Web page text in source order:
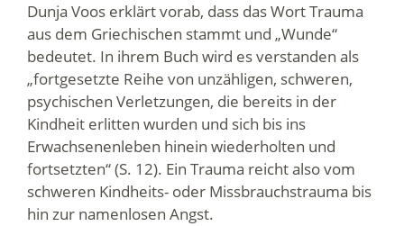
Dunja Voos erklärt vorab, dass das Wort Trauma
aus dem Griechischen stammt und „Wunde“
bedeutet. In ihrem Buch wird es verstanden als
„fortgesetzte Reihe von unzähligen, schweren,
psychischen Verletzungen, die bereits in der
Kindheit erlitten wurden und sich bis ins
Erwachsenenleben hinein wiederholten und
fortsetzten“ (S. 12). Ein Trauma reicht also vom
schweren Kindheits- oder Missbrauchstrauma bis
hin zur namenlosen Angst.